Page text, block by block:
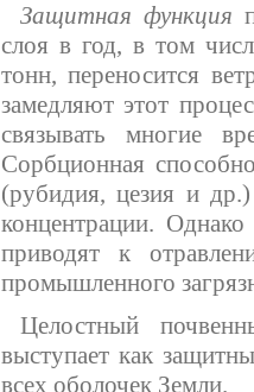
Защитная функция
слоя в год, в том
тонн, переносится
замедляют этот
связывать многие
Сорбционная
(рубидия, цезия и
концентрации.
приводят к
промышленного
Целостный
выступает как
всех оболочек Земли.